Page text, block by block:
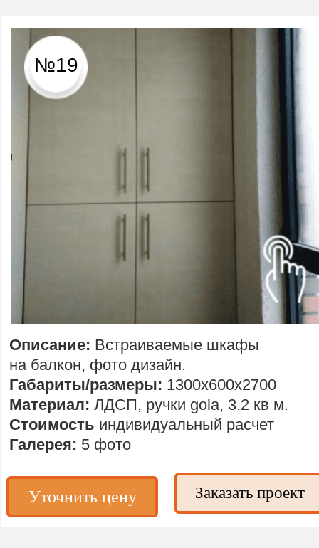
Описание: Встраиваемые шкафы
на балкон, фото дизайн.
Габариты/размеры: 1300х600х2700
Материал: ЛДСП, ручки gola, 3.2 кв м.
Стоимость индивидуальный расчет
Галерея: 5 фото
Уточнить цену
№19
Заказать проект